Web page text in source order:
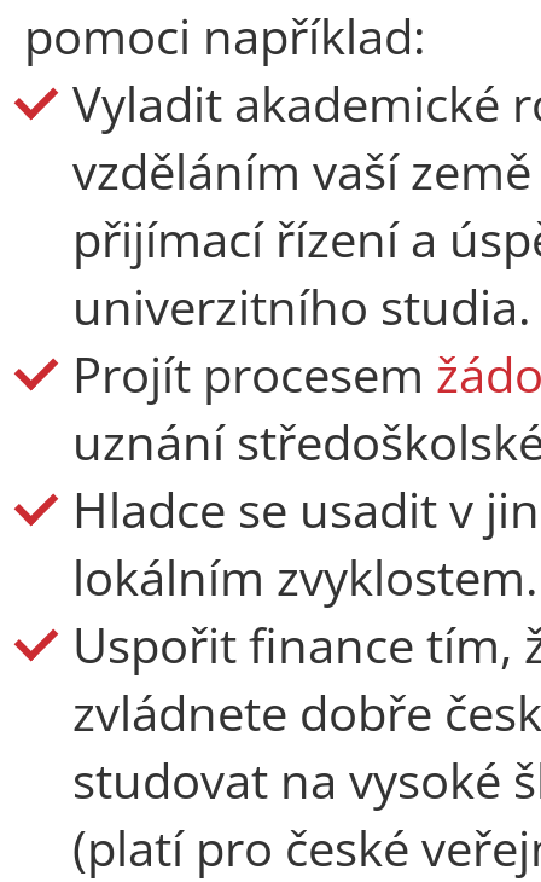
pomoci například:
Vyladit akademické
vzděláním vaší
přijímací řízení a
univerzitního studia.
Projít procesem
uznání
Hladce se usadit v
lokálním zvyklostem.
Uspořit finance tím,
zvládnete dobře
studovat na vysoké
(platí pro české